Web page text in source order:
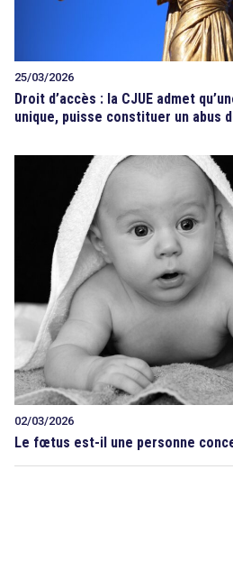
25/03/2026
Droit d’accès : la CJUE admet
unique, puisse constituer un abus
02/03/2026
Le fœtus est-il une personne